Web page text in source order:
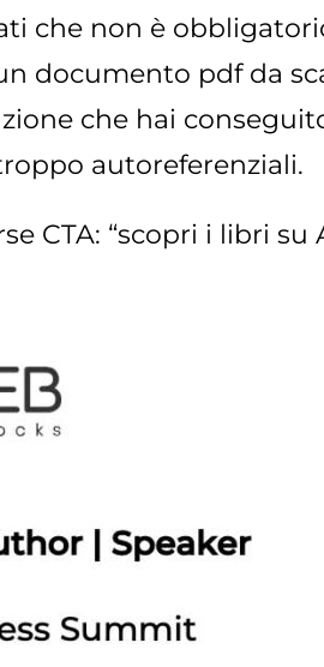
che non è
documento pdf da
che hai
autoreferenziali.
CTA: “scopri i libri su